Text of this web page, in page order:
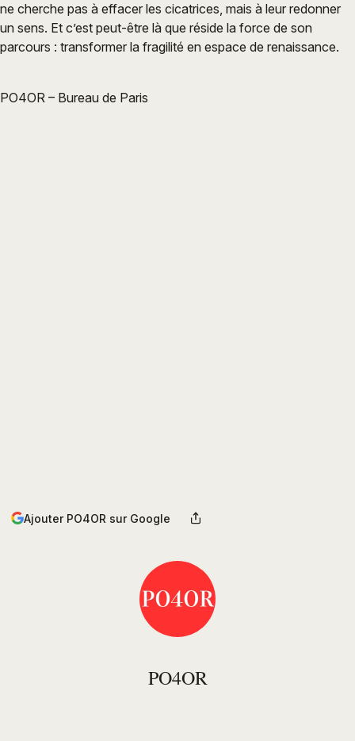
ne cherche pas à effacer les cicatrices, mais à leur redonner
un sens. Et c’est peut-être là que réside la force de son
parcours : transformer la fragilité en espace de renaissance.
PO4OR – Bureau de Paris
Ajouter PO4OR sur Google
PO4OR